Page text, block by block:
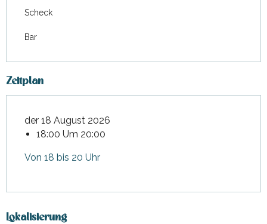
Scheck
Bar
Zeitplan
der 18 August 2026
18:00 Um 20:00
Von 18 bis 20 Uhr
Lokalisierung